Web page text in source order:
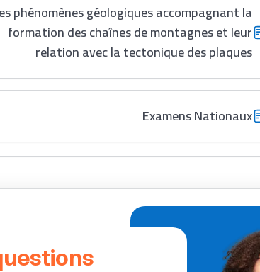
phénomènes géologiques accompagnant la
formation des chaînes de montagnes et leur
relation avec la tectonique des plaques
Examens Nationaux